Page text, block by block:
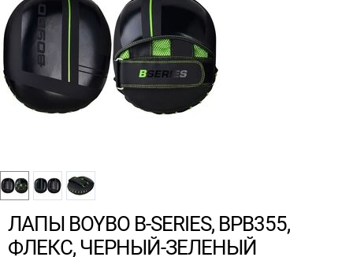
ЛАПЫ BOYBO B-SERIES, BPB355,
ФЛЕКС, ЧЕРНЫЙ-ЗЕЛЕНЫЙ